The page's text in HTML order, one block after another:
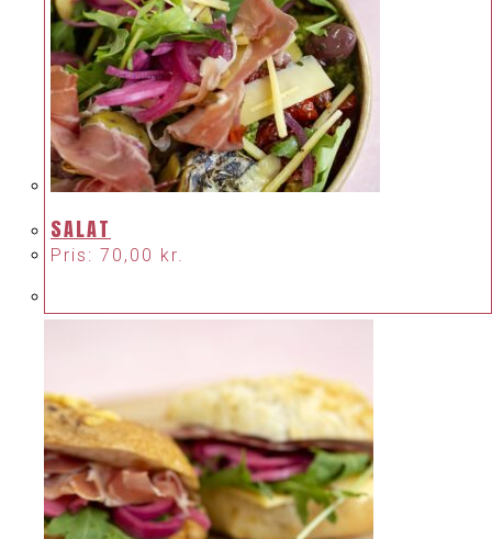
SALAT
Pris: 70,00 kr.